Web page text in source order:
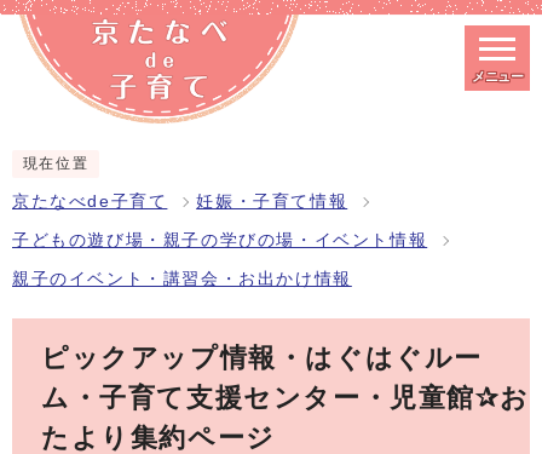
スマートフォン表示用の情報をスキップ
メニュー
現在位置
京たなべde子育て 妊娠・子育て情報
子どもの遊び場・親子の学びの場・イベント情報
親子のイベント・講習会・お出かけ情報
ピックアップ情報・はぐはぐルー
ム・子育て支援センター・児童館✰お
たより集約ページ